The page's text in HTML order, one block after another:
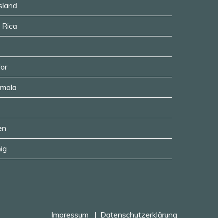
Impressum Datenschutzerklärung